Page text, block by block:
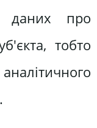
даних про
тобто